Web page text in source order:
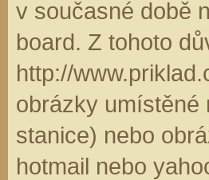
v současné době
board. Z tohoto
http://
obrázky umístěné
stanice) nebo
hotmail nebo